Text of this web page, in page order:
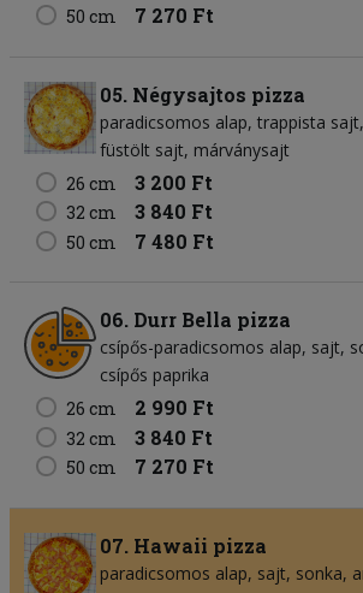
50 cm 7 270 Ft
05. Négysajtos pizza
paradicsomos alap trappista sajt
füstölt sajt márványsajt
26 cm
3 200 Ft
32 cm 3 840 Ft
50 cm 7 480 Ft
06. Durr Bella pizza
csípős-paradicsomos alap sajt
csípős paprika
26 cm
2 990 Ft
32 cm 3 840 Ft
50 cm 7 270 Ft
07. Hawaii pizza
paradicsomos alap sajt sonka